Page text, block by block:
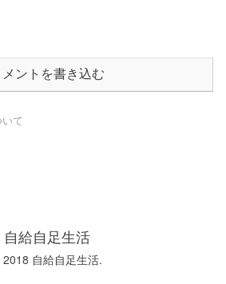
メントを書き込む
て
自給自足生活
自給自足生活.